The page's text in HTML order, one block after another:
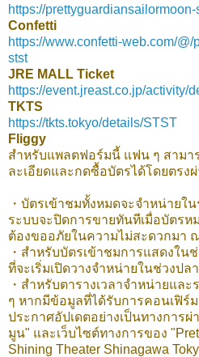
https://prettyguardiansailormoon-
Confetti
https://www.confetti-web.com/
stst
JRE MALL Ticket
https://event.jreast.co.jp/activity/
TKTS
https://tkts.tokyo/details/STST
Fliggy
สำหรับแพลตฟอร์มนี้ แฟน ๆ สามา
ละเอียดและกดซื้อบัตรได้โดยตรง
・บัตรเข้าชมทั้งหมดจะจำหน่าย
ระบบจะปิดการขายทันทีเมื่อบัตรห
ต้องขออภัยในความไม่สะดวกมา
・สำหรับบัตรเข้าชมการแสดงใน
ที่จะเริ่มเปิดวางจำหน่ายในช่วงป
・สำหรับตารางเวลาจำหน่ายแล
ๆ หากมีข้อมูลที่ได้รับการคอนเฟิร์
ประกาศอัปเดตอย่างเป็นทางการผ่
มูน" และเว็บไซต์ทางการของ
Shining Theater Shinagawa